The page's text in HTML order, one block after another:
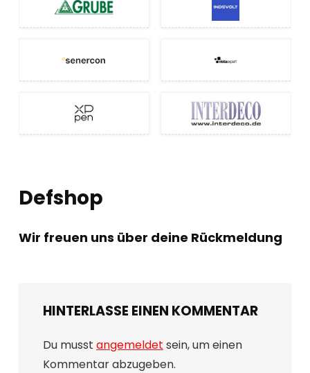
Defshop
Wir freuen uns über deine Rückmeldung
HINTERLASSE EINEN KOMMENTAR
Du musst angemeldet sein, um einen
Kommentar abzugeben.